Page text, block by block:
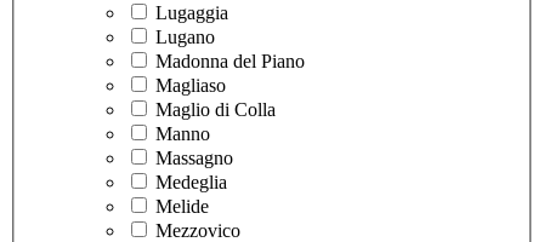
Lugaggia
Lugano
Madonna del Piano
Magliaso
Maglio di Colla
Manno
Massagno
Medeglia
Melide
Mezzovico